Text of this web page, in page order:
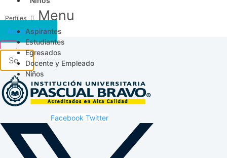
Menu
Aspirantes
Estudiantes
Egresados
Docente y Empleado
Niños
Acceso SICAU
Facebook Twitter